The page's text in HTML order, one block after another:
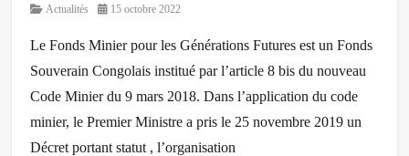
Category
Actualités
Posted15 octobre 2022
Le Fonds Minier pour les Générations Futures est un Fonds
Souverain Congolais institué par l’article 8 bis du nouveau
Code Minier du 9 mars 2018. Dans l’application du code
minier, le Premier Ministre a pris le 25 novembre 2019 un
Décret portant statut , l’organisation